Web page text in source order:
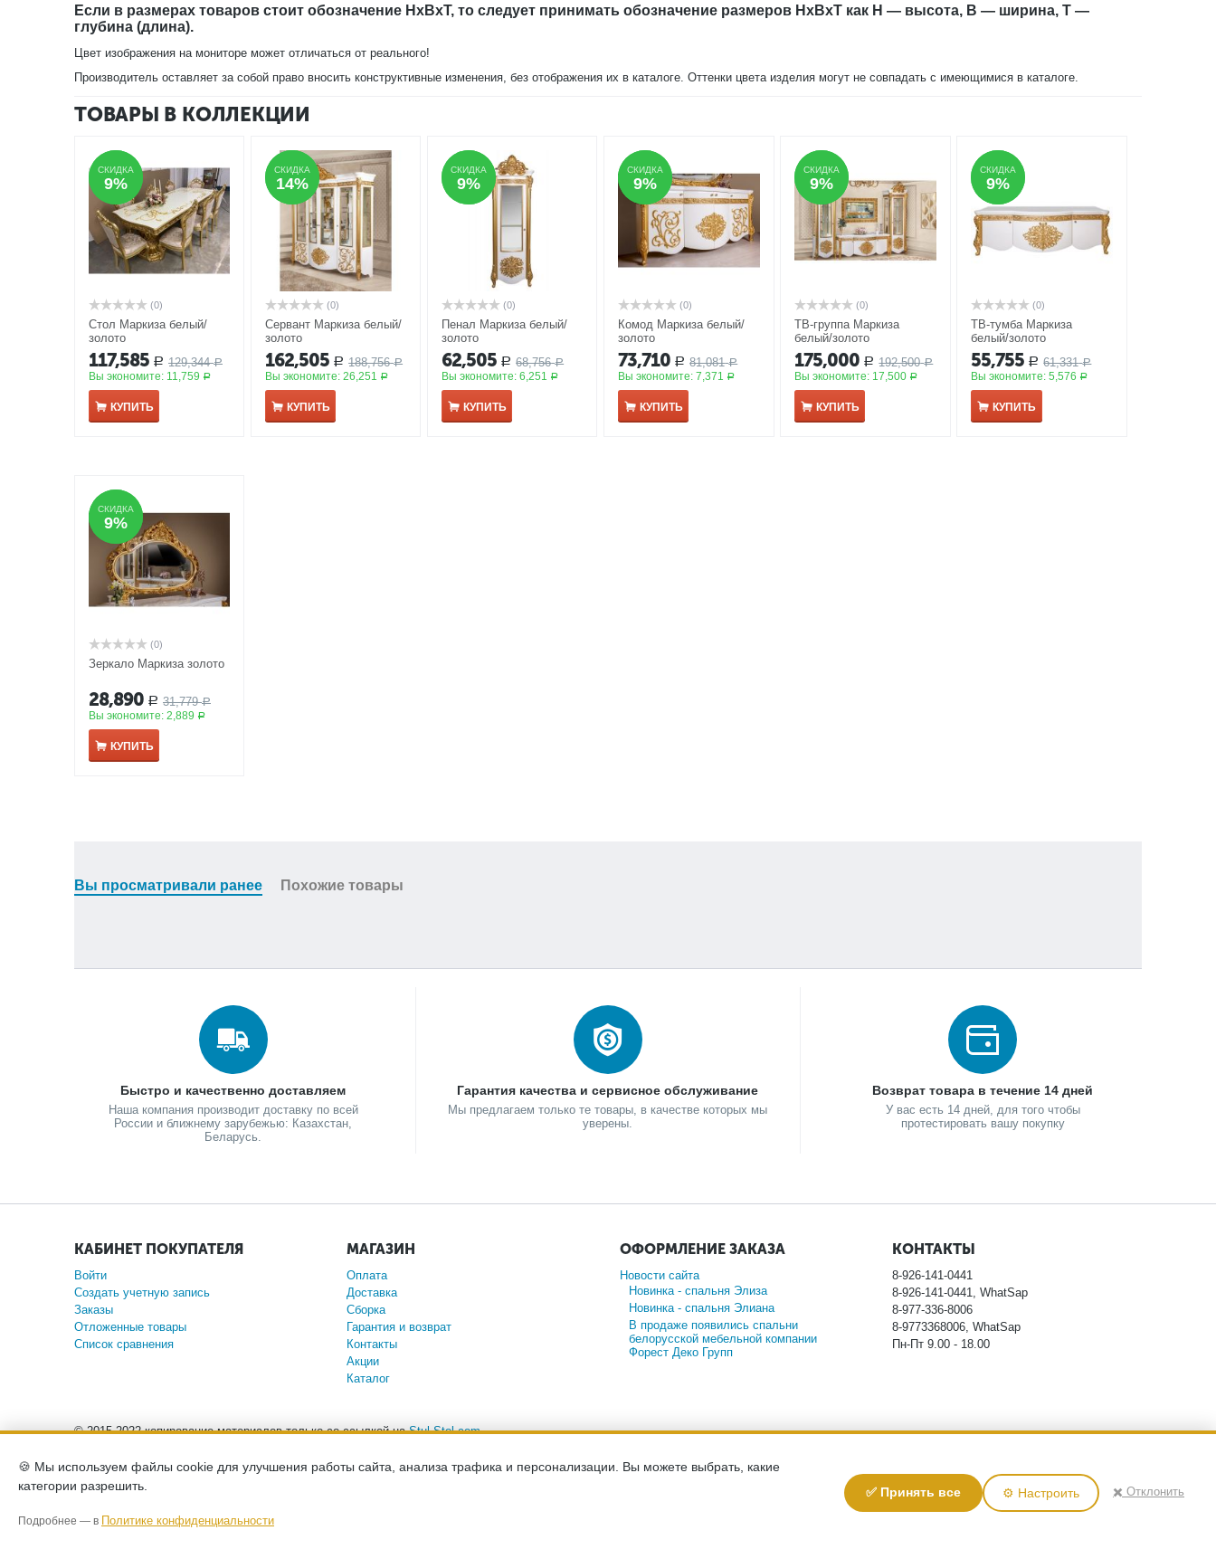
Если в размерах товаров стоит обозначение HxBxT, то следует принимать обозначение размеров HxBxT как H — высота, B — ширина, T —
глубина (длина).
Цвет изображения на мониторе может отличаться от реального!
Производитель оставляет за собой право вносить конструктивные изменения, без отображения их в каталоге. Оттенки цвета изделия могут не совпадать с имеющимися в каталоге.
ТОВАРЫ В КОЛЛЕКЦИИ
СКИДКА
9%
СКИДКА
9%
(0)
Стол Маркиза белый/
золото
117,585 Р 129,344 Р
Вы экономите: 11,759 Р
КУПИТЬ
СКИДКА
14%
СКИДКА
14%
(0)
Сервант Маркиза белый/
золото
162,505 Р 188,756 Р
Вы экономите:26,251 Р
КУПИТЬ
СКИДКА
9%
СКИДКА
9%
(0)
Пенал Маркиза белый/
золото
62,505 Р 68,756 Р
Вы экономите:6,251 Р
КУПИТЬ
СКИДКА
9%
СКИДКА
9%
(0)
Комод Маркиза белый/
золото
73,710 Р 81,081 Р
Вы экономите:7,371 Р
КУПИТЬ
СКИДКА
9%
СКИДКА
9%
(0)
ТВ-группа Маркиза
белый/золото
175,000 Р 192,500 Р
Вы экономите: 17,500 Р
КУПИТЬ
СКИДКА
9%
СКИДКА
9%
(0)
ТВ-тумба Маркиза
белый/золото
55,755 Р 61,331 Р
Вы экономите:5,576 Р
КУПИТЬ
СКИДКА
9%
СКИДКА
9%
(0)
Зеркало Маркиза золото
28,890 Р 31,779 Р
Вы экономите: 2,889 Р
КУПИТЬ
Вы просматривали ранее Похожие товары
Быстро и качественно доставляем
Наша компания производит доставку по всей
России и ближнему зарубежью: Казахстан,
Беларусь.
Гарантия качества и сервисное обслуживание
Мы предлагаем только те товары, в качестве которых мы
уверены.
Возврат товара в течение 14 дней
У вас есть 14 дней, для того чтобы
протестировать вашу покупку
КАБИНЕТ ПОКУПАТЕЛЯ
Войти
Создать учетную запись
Заказы
Отложенные товары
Список сравнения
МАГАЗИН
Оплата
Доставка
Сборка
Гарантия и возврат
Контакты
Акции
Каталог
ОФОРМЛЕНИЕ ЗАКАЗА
Новости сайта
Новинка - спальня Элиза
Новинка - спальня Элиана
В продаже появились спальни
белорусской мебельной компании
Форест Деко Групп
КОНТАКТЫ
8-926-141-0441
8-926-141-0441, WhatSap
8-977-336-8006
8-9773368006, WhatSap
Пн-Пт 9.00 - 18.00
© 2015-2022 копирование материалов только со ссылкой наStul-Stol.com
Обращаем ваше внимание на то, что данный интернет-сайт носит исключительно информационный характер и ни при каких условиях не является публичной офертой, определяемой
положениями Статьи 437 (2) Гражданского кодекса Российской Федерации. Для получения подробной информации о наличии и стоимости указанных товаров, пожалуйста, обращайтесь к
🍪 Мы используем файлы cookie для улучшения работы сайта, анализа трафика и персонализации. Вы можете выбрать, какие
категории разрешить.
Подробнее — в Политике конфиденциальности
✅ Принять все ⚙️ Настроить ✖️ Отклонить